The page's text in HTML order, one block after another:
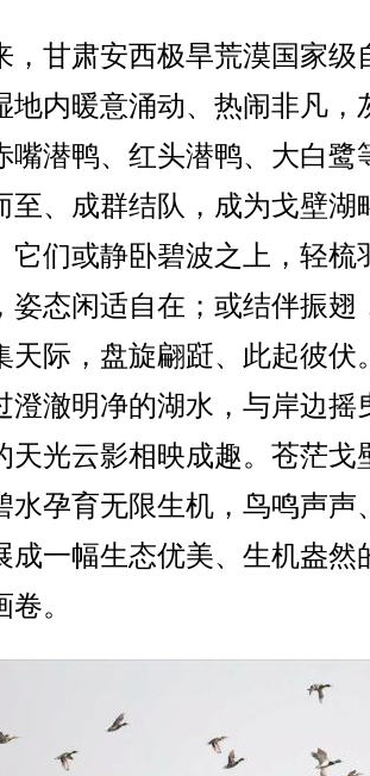
甘肃安西极旱荒漠国家级
地内暖意涌动、热闹非凡，
嘴潜鸭、红头潜鸭、大白鹭
至、成群结队，成为戈壁湖
它们或静卧碧波之上，轻梳
姿态闲适自在；或结伴振翅
天际，盘旋翩跹、此起彼伏
澄澈明净的湖水，与岸边摇
天光云影相映成趣。苍茫戈
水孕育无限生机，鸟鸣声声
成一幅生态优美、生机盎然
。